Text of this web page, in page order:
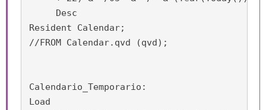
Desc
Resident Calendar;
//FROM Calendar.qvd (qvd);
Calendario_Temporario:
Load